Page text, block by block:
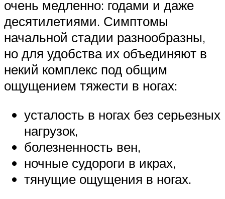
очень медленно: годами и даже
десятилетиями. Симптомы
начальной стадии разнообразны,
но для удобства их объединяют в
некий комплекс под общим
ощущением тяжести в ногах:
усталость в ногах без серьезных
нагрузок,
болезненность вен,
ночные судороги в икрах,
тянущие ощущения в ногах.